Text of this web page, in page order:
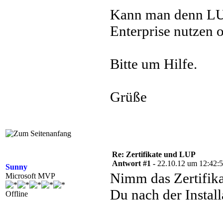
Kann man denn
Enterprise nutzen
Bitte um Hilfe.
Grüße
Sunny
Microsoft MVP
Offline
Re: Zertifikate und LUP
Antwort #1 - 22.10.12 um
Nimm das
Du nach der